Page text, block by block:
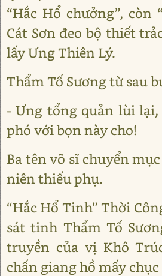
“Hắc Hổ chưởng”, còn
Cát Sơn đeo bộ thiết
lấy Ưng Thiên Lý.
Thẩm Tố Sương từ sau
- Ưng tổng quản lùi
phó với bọn này cho!
Ba tên võ sĩ chuyển
niên thiếu phụ.
“Hắc Hổ Tinh” Thời
sát tinh Thẩm Tố
truyền của vị Khô
chấn giang hồ mấy